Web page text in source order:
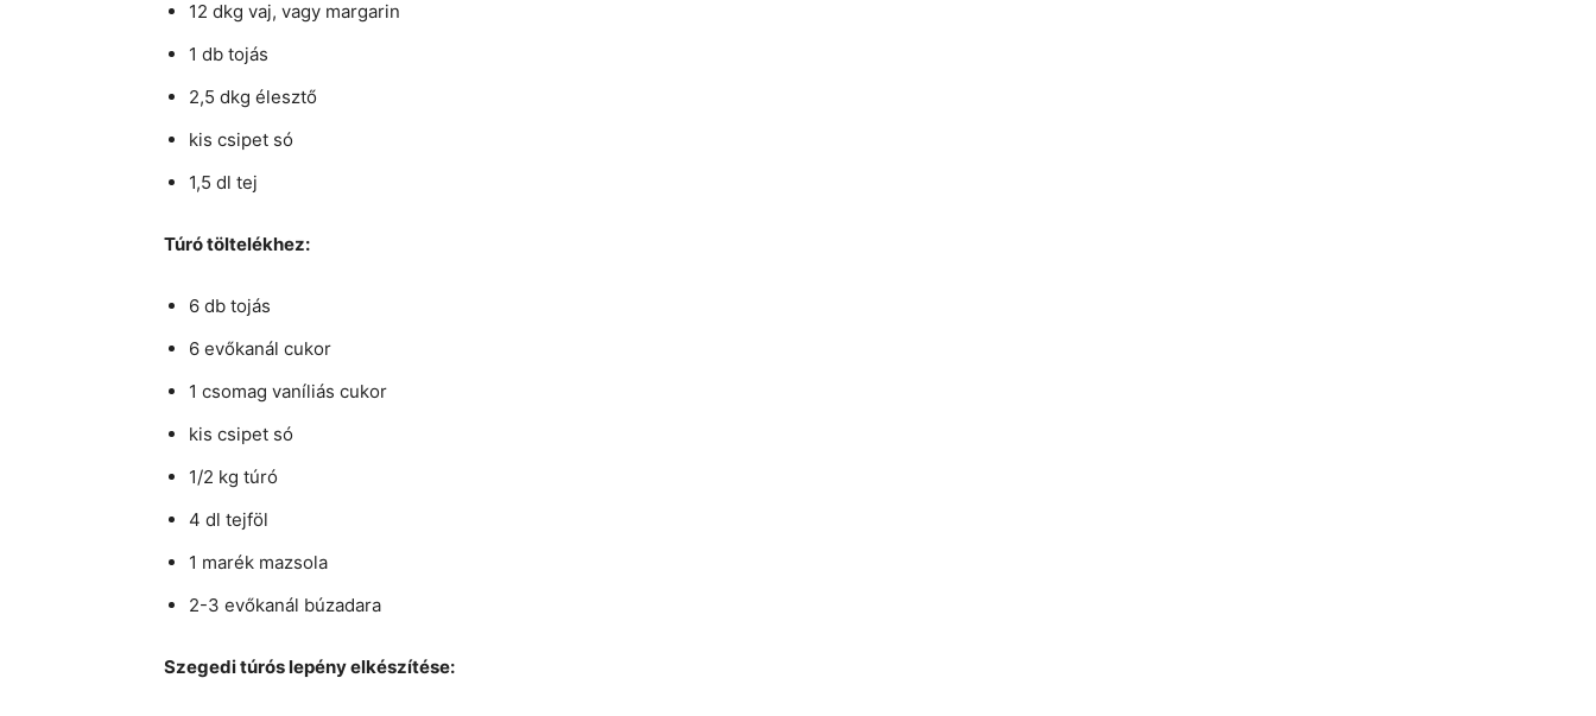
12 dkg vaj, vagy margarin
1 db tojás
2,5 dkg élesztő
kis csipet só
1,5 dl tej
Túró töltelékhez:
6 db tojás
6 evőkanál cukor
1 csomag vaníliás cukor
kis csipet só
1/2 kg túró
4 dl tejföl
1 marék mazsola
2-3 evőkanál búzadara
Szegedi túrós lepény elkészítése: